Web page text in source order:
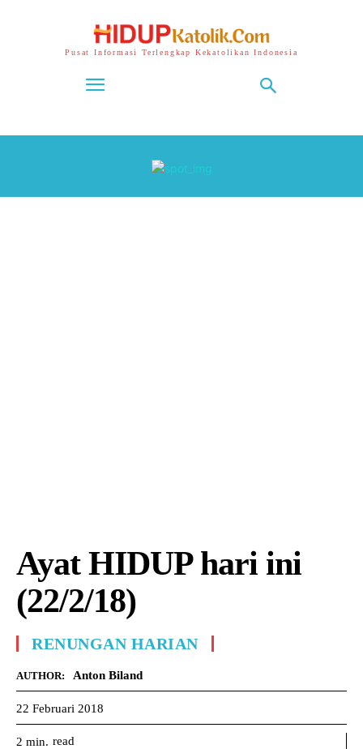
Pusat Informasi Terlengkap Kekatolikan Indonesia
Ayat HIDUP hari ini
(22/2/18)
RENUNGAN HARIAN
AUTHOR: Anton Biland
22 Februari 2018
2 min. read